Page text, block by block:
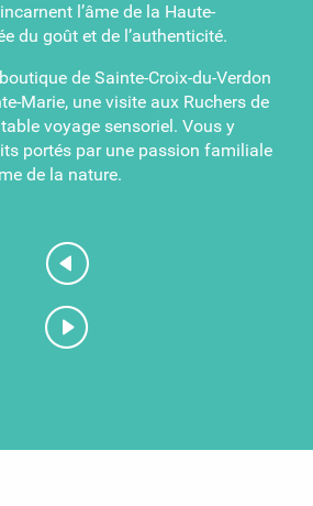
l’âme de la Haute-
du goût et de l’authenticité.
de Sainte-Croix-du-Verdon
Marie, une visite aux Ruchers de
voyage sensoriel. Vous y
portés par une passion familiale
de la nature.